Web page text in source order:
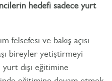
hedefi sadece yurt
felsefesi ve bakış açısı
bireyler yetiştirmeyi
dışı eğitimine